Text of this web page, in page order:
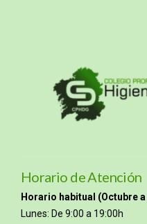
Horario de Atención
Horario habitual (Octubre
Lunes: De 9:00 a 19:00h